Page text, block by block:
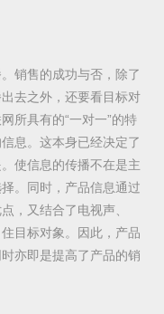
销售的成功与否，除了
去之外，还要看目标对
所具有的“一对一”的特
息。这本身已经决定了
使信息的传播不在是主
。同时，产品信息通过
，又结合了电视声、
目标对象。因此，产品
亦即是提高了产品的销